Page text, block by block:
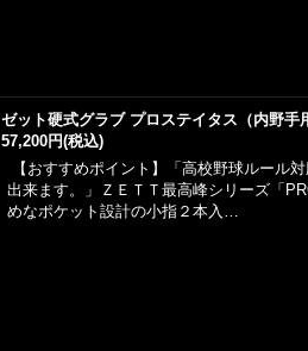
ゼット硬式グラブ プロステイタス（内野手
57,200円(税込)
【おすすめポイント】「高校野球ルール
出来ます。」ＺＥＴＴ最高峰シリーズ「
めなポケット設計の小指２本入…